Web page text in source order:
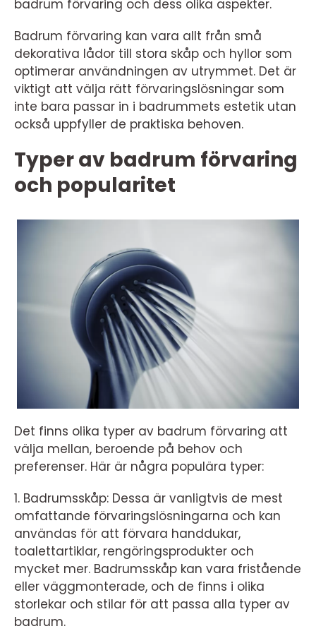
badrum förvaring och dess olika aspekter.
Badrum förvaring kan vara allt från små
dekorativa lådor till stora skåp och hyllor som
optimerar användningen av utrymmet. Det är
viktigt att välja rätt förvaringslösningar som
inte bara passar in i badrummets estetik utan
också uppfyller de praktiska behoven.
Typer av badrum förvaring
och popularitet
Det finns olika typer av badrum förvaring att
välja mellan, beroende på behov och
preferenser. Här är några populära typer:
1. Badrumsskåp: Dessa är vanligtvis de mest
omfattande förvaringslösningarna och kan
användas för att förvara handdukar,
toalettartiklar, rengöringsprodukter och
mycket mer. Badrumsskåp kan vara fristående
eller väggmonterade, och de finns i olika
storlekar och stilar för att passa alla typer av
badrum.